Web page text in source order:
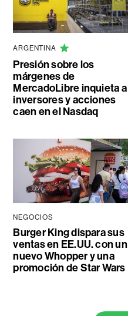
ARGENTINA
Presión sobre los
márgenes de
MercadoLibre inquieta a
inversores y acciones
caen en el Nasdaq
NEGOCIOS
Burger King dispara sus
ventas en EE.UU. con un
nuevo Whopper y una
promoción de Star Wars